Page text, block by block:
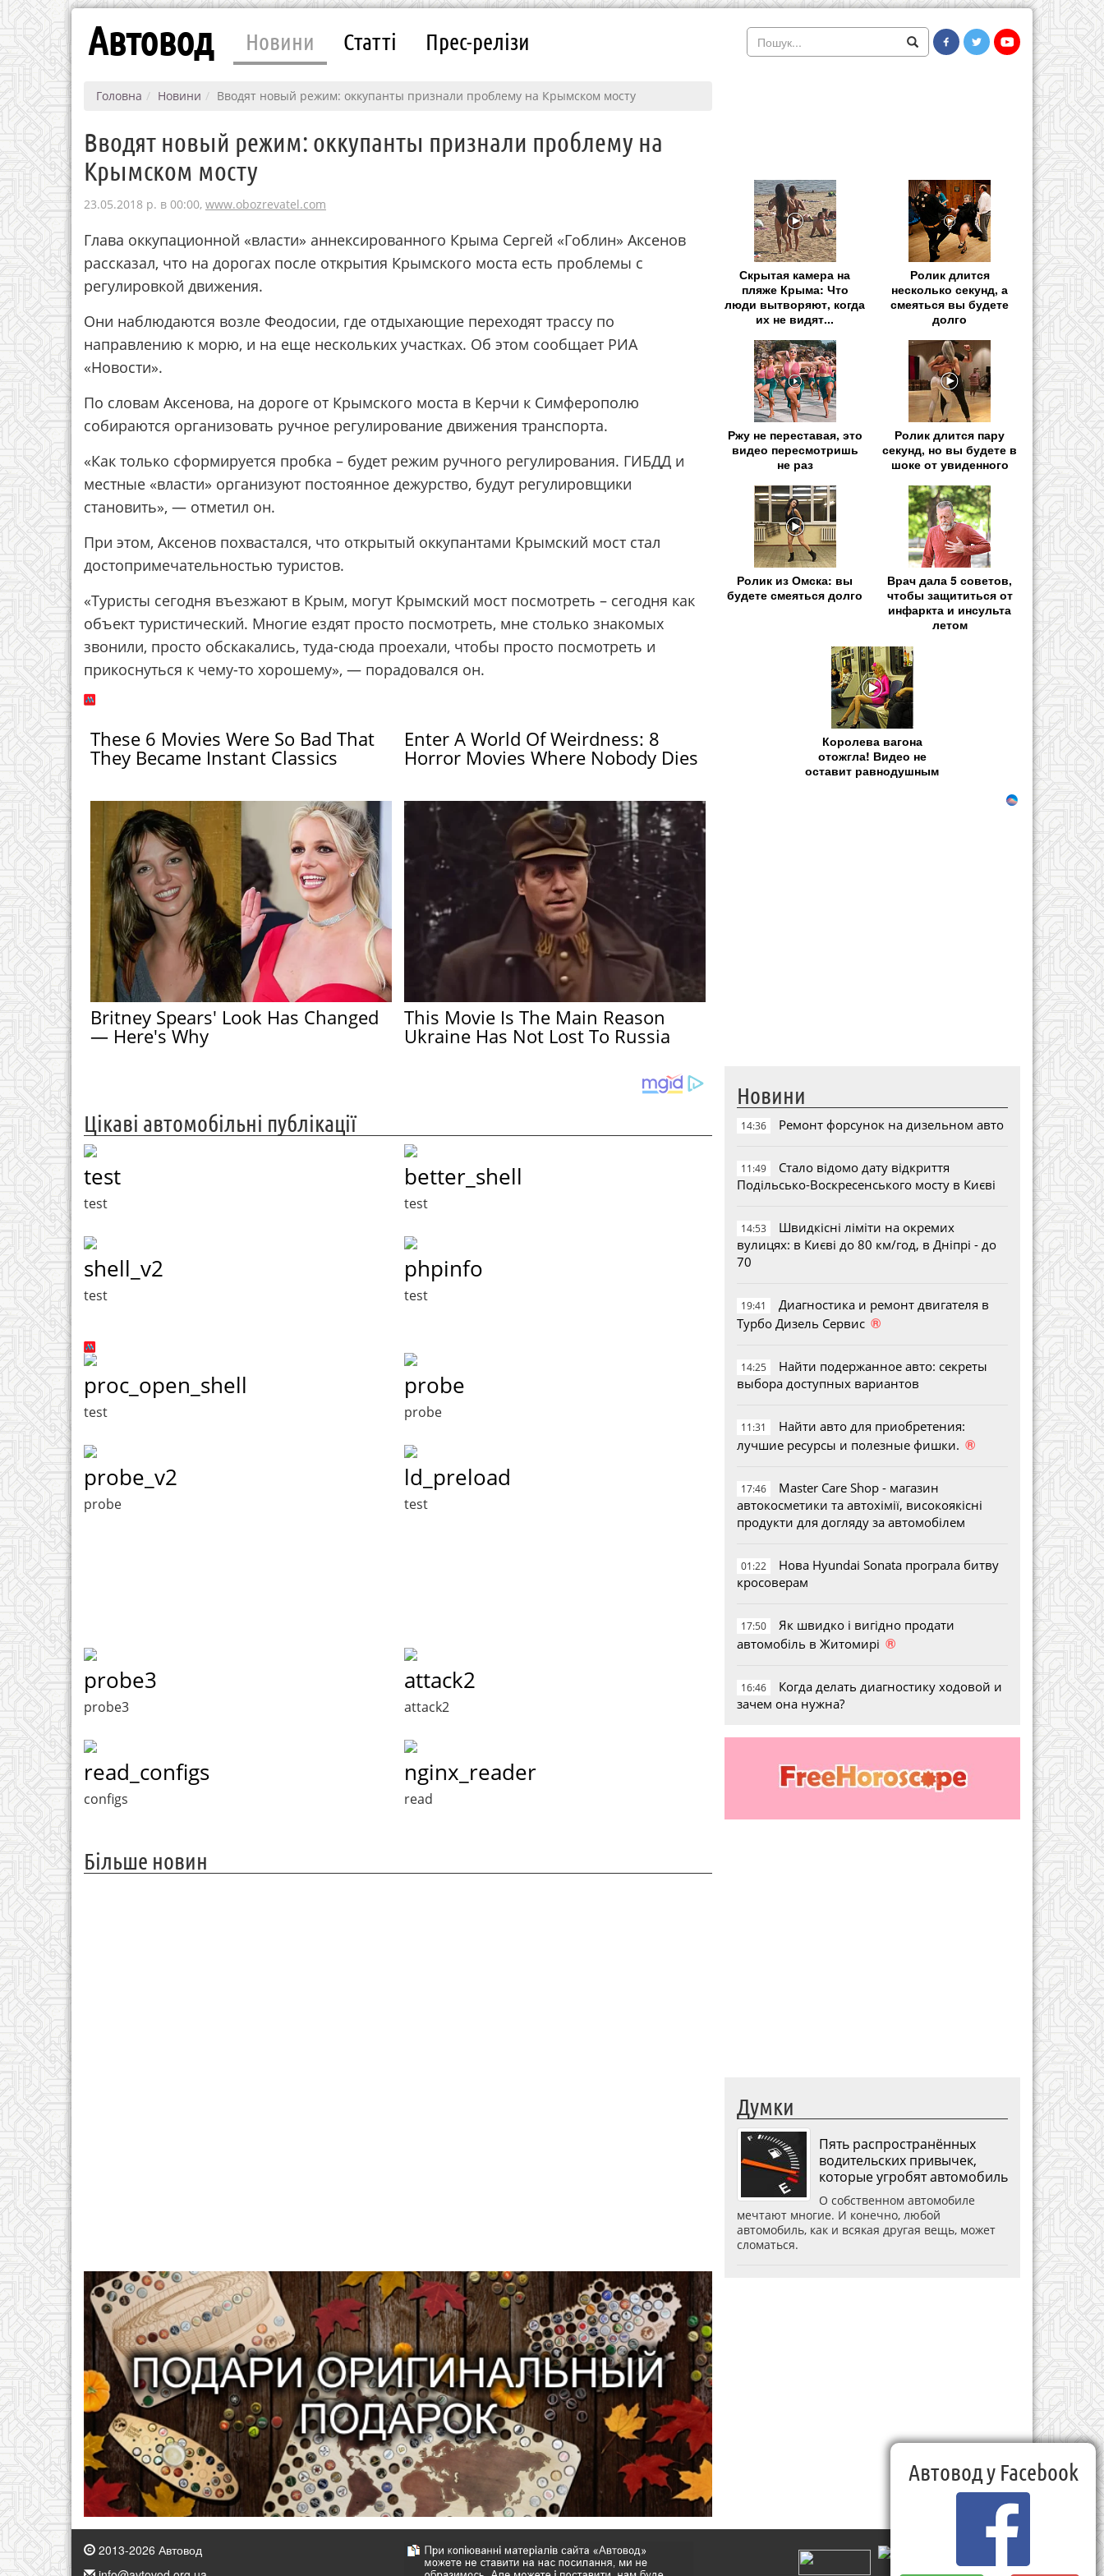
Автовод Новини Статті Прес-релізи
Головна Новини Вводят новый режим: оккупанты признали проблему на Крымском мосту
Вводят новый режим: оккупанты признали проблему на
Крымском мосту
23.05.2018 р. в 00:00, www.obozrevatel.com
Глава оккупационной «власти» аннексированного Крыма Сергей «Гоблин» Аксенов
рассказал, что на дорогах после открытия Крымского моста есть проблемы с
регулировкой движения.
Они наблюдаются возле Феодосии, где отдыхающие переходят трассу по
направлению к морю, и на еще нескольких участках. Об этом сообщает РИА
«Новости».
По словам Аксенова, на дороге от Крымского моста в Керчи к Симферополю
собираются организовать ручное регулирование движения транспорта.
«Как только сформируется пробка – будет режим ручного регулирования. ГИБДД и
местные «власти» организуют постоянное дежурство, будут регулировщики
становить», — отметил он.
При этом, Аксенов похвастался, что открытый оккупантами Крымский мост стал
достопримечательностью туристов.
«Туристы сегодня въезжают в Крым, могут Крымский мост посмотреть – сегодня как
объект туристический. Многие ездят просто посмотреть, мне столько знакомых
звонили, просто обскакались, туда-сюда проехали, чтобы просто посмотреть и
прикоснуться к чему-то хорошему», — порадовался он.
These 6 Movies Were So Bad That
They Became Instant Classics
Enter A World Of Weirdness: 8
Horror Movies Where Nobody Dies
Britney Spears' Look Has Changed
— Here's Why
This Movie Is The Main Reason
Ukraine Has Not Lost To Russia
Цікаві автомобільні публікації
test
test
better_shell
test
shell_v2
test
phpinfo
test
proc_open_shell
test
probe
probe
probe_v2
probe
ld_preload
test
probe3
probe3
attack2
attack2
read_configs
configs
nginx_reader
read
Більше новин
Скрытая камера на
пляже Крыма: Что
люди вытворяют, когда
их не видят...
Ролик длится
несколько секунд, а
смеяться вы будете
долго
Ржу не переставая, это
видео пересмотришь
не раз
Ролик длится пару
секунд, но вы будете в
шоке от увиденного
Ролик из Омска: вы
будете смеяться долго
Врач дала 5 советов,
чтобы защититься от
инфаркта и инсульта
летом
Королева вагона
отожгла! Видео не
оставит равнодушным
Новини
14:36 Ремонт форсунок на дизельном авто
11:49
Стало відомо дату відкриття
Подільсько-Воскресенського мосту в Києві
14:53
Швидкісні ліміти на окремих
вулицях: в Києві до 80 км/год, в Дніпрі - до
70
19:41
Диагностика и ремонт двигателя в
Турбо Дизель Сервис ®
14:25
Найти подержанное авто: секреты
выбора доступных вариантов
11:31
Найти авто для приобретения:
лучшие ресурсы и полезные фишки. ®
17:46
Master Care Shop - магазин
автокосметики та автохімії, високоякісні
продукти для догляду за автомобілем
01:22
Нова Hyundai Sonata програла битву
кросоверам
17:50
Як швидко і вигідно продати
автомобіль в Житомирі ®
16:46
Когда делать диагностику ходовой и
зачем она нужна?
Думки
Пять распространённых
водительских привычек,
которые угробят автомобиль
О собственном автомобиле
мечтают многие. И конечно, любой
автомобиль, как и всякая другая вещь, может
сломаться.
2013-2026 Автовод
Автовод у Facebook